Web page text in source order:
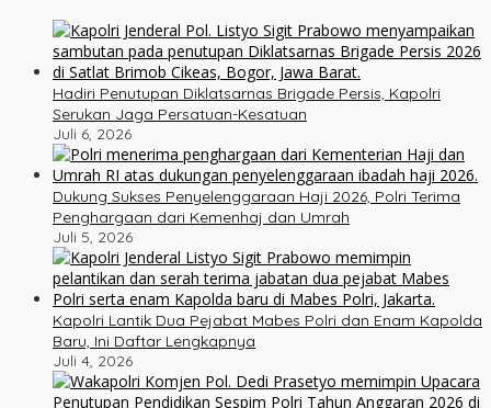
Hadiri Penutupan Diklatsarnas Brigade Persis, Kapolri
Serukan Jaga Persatuan-Kesatuan
Juli 6, 2026
Dukung Sukses Penyelenggaraan Haji 2026, Polri Terima
Penghargaan dari Kemenhaj dan Umrah
Juli 5, 2026
Kapolri Lantik Dua Pejabat Mabes Polri dan Enam Kapolda
Baru, Ini Daftar Lengkapnya
Juli 4, 2026